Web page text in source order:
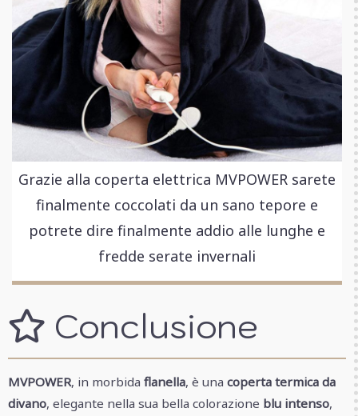
Grazie alla coperta elettrica MVPOWER sarete
finalmente coccolati da un sano tepore e
potrete dire finalmente addio alle lunghe e
fredde serate invernali
Conclusione
MVPOWER, in morbida flanella, è una coperta termica da
divano, elegante nella sua bella colorazione blu intenso,